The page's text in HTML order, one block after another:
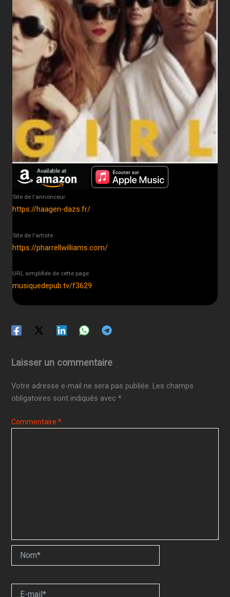
Site de l'annonceur
https://haagen-dazs.fr/
Site de l'artiste
https://pharrellwilliams.com/
URL simplifiée de cette page
musiquedepub.tv/f3629
Laisser un commentaire
Votre adresse e-mail ne sera pas publiée. Les champs
obligatoires sont indiqués avec*
Commentaire*